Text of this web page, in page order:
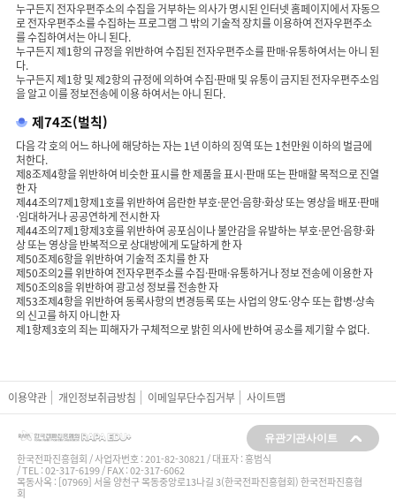
누구든지 전자우편주소의 수집을 거부하는 의사가 명시된 인터넷 홈페이지에서 자동으
로 전자우편주소를 수집하는 프로그램 그 밖의 기술적 장치를 이용하여 전자우편주소
를 수집하여서는 아니 된다.
누구든지 제1항의 규정을 위반하여 수집된 전자우편주소를 판매·유통하여서는 아니 된
다.
누구든지 제1항 및 제2항의 규정에 의하여 수집·판매 및 유통이 금지된 전자우편주소임
을 알고 이를 정보전송에 이용 하여서는 아니 된다.
제74조(벌칙)
다음 각 호의 어느 하나에 해당하는 자는 1년 이하의 징역 또는 1천만원 이하의 벌금에
처한다.
제8조제4항을 위반하여 비슷한 표시를 한 제품을 표시·판매 또는 판매할 목적으로 진열
한 자
제44조의7제1항제1호를 위반하여 음란한 부호·문언·음향·화상 또는 영상을 배포·판매
·임대하거나 공공연하게 전시한 자
제44조의7제1항제3호를 위반하여 공포심이나 불안감을 유발하는 부호·문언·음향·화
상 또는 영상을 반복적으로 상대방에게 도달하게 한 자
제50조제6항을 위반하여 기술적 조치를 한 자
제50조의2를 위반하여 전자우편주소를 수집·판매·유통하거나 정보 전송에 이용한 자
제50조의8을 위반하여 광고성 정보를 전송한 자
제53조제4항을 위반하여 동록사항의 변경등록 또는 사업의 양도·양수 또는 합병·상속
의 신고를 하지 아니한 자
제1항제3호의 죄는 피해자가 구체적으로 밝힌 의사에 반하여 공소를 제기할 수 없다.
이용약관 개인정보취급방침 이메일무단수집거부 사이트맵
유관기관사이트
한국전파진흥협회 / 사업자번호 :201-82-30821/ 대표자 : 홍범식
/ TEL : 02-317-6199 / FAX : 02-317-6062
목동사옥 : [07969] 서울 양천구 목동중앙로13나길 3(한국전파진흥협회) 한국전파진흥협
회